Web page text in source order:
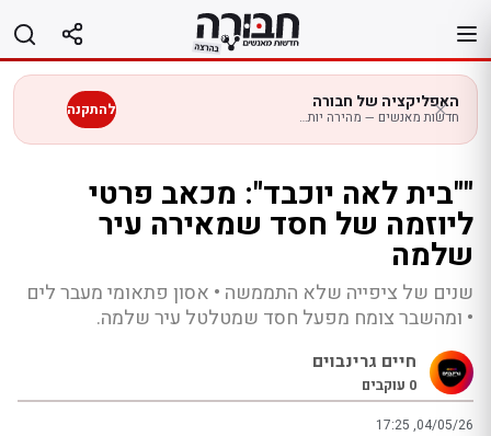
לתוכן
האפליקציה של חבורה
חדשות מאנשים — מהירה יותר בנייד להתקנה
""בית לאה יוכבד": מכאב פרטי
ליוזמה של חסד שמאירה עיר
שלמה
שנים של ציפייה שלא התממשה • אסון פתאומי מעבר לים
• ומהשבר צומח מפעל חסד שמטלטל עיר שלמה.
חיים גרינבוים
0 עוקבים
17:25 ,04/05/26